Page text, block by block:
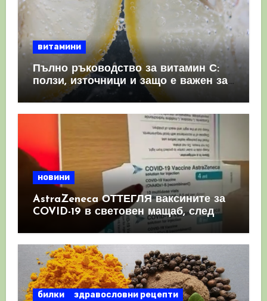
витамини
Пълно ръководство за витамин С:
ползи, източници и защо е важен за
имунната система
новини
AstraZeneca ОТТЕГЛЯ ваксините за
COVID-19 в световен мащаб, след
като призна, че те причиняват
КРЪВНИ съсиреци
билки
здравословни рецепти